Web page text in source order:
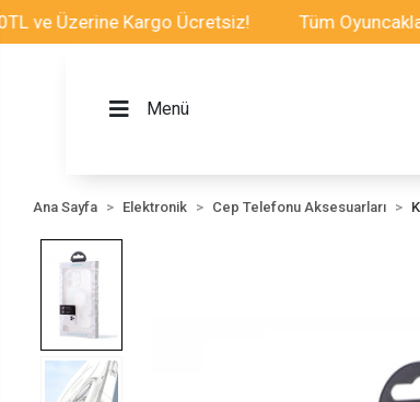
Kargo Ücretsiz! Tüm Oyuncaklarda
Menü
Ana Sayfa Elektronik Cep Telefonu Aksesuarları